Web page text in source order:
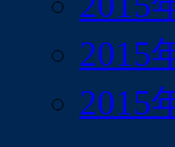
2015
2015